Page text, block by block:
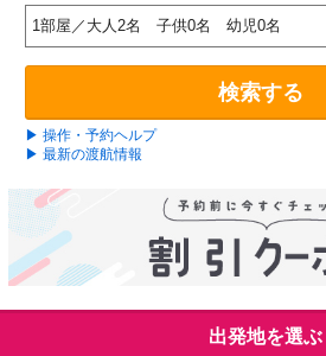
1部屋／大人2名 子供0名 幼児0名
検索する
▶ 操作・予約ヘルプ
▶ 最新の渡航情報
出発地を選ぶ